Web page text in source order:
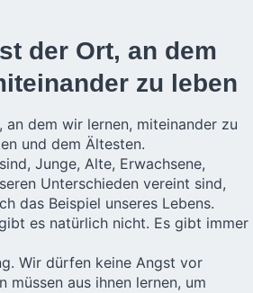
der Ort, an dem
zu leben
an dem wir lernen, miteinander zu
und dem Ältesten.
Junge, Alte, Erwachsene,
Unterschieden vereint sind,
das Beispiel unseres Lebens.
es natürlich nicht. Es gibt immer
Wir dürfen keine Angst vor
müssen aus ihnen lernen, um